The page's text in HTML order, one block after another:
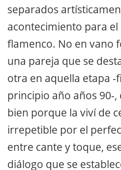
separados
acontecimiento para
flamenco. No en vano
una pareja que se
otra en aquella etapa -
principio año años 90-
bien porque la viví de
irrepetible por el
entre cante y toque,
diálogo que se